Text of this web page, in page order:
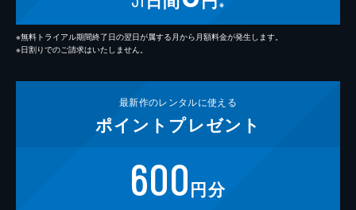
※
※無料トライアル期間終了日の翌日が属する月から月額料金が発生します。
※日割りでのご請求はいたしません。
最新作のレンタルに使える
ポイント プレゼント
600円分